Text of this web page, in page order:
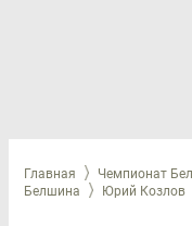
Главная Чемпионат
Белшина
Юрий Козлов